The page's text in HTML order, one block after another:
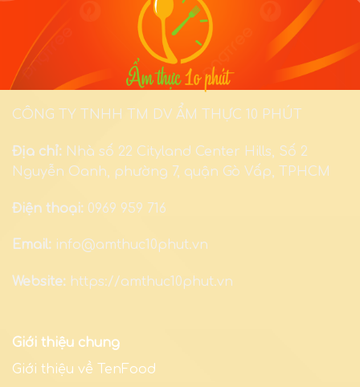
CÔNG TY TNHH TM DV ẨM THỰC 10 PHÚT
Địa chỉ: Nhà số 22 Cityland Center Hills, Số 2
Nguyễn Oanh, phường 7, quận Gò Vấp, TPHCM
Điện thoại: 0969 959 716
Email: info@amthuc10phut.vn
Website: https://amthuc10phut.vn
Giới thiệu chung
Giới thiệu về TenFood